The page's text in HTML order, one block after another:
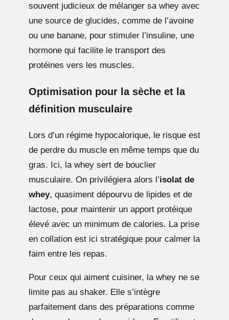
souvent judicieux de mélanger sa whey avec
une source de glucides, comme de l’avoine
ou une banane, pour stimuler l’insuline, une
hormone qui facilite le transport des
protéines vers les muscles.
Optimisation pour la sèche et la
définition musculaire
Lors d’un régime hypocalorique, le risque est
de perdre du muscle en même temps que du
gras. Ici, la whey sert de bouclier
musculaire. On privilégiera alors l’isolat de
whey, quasiment dépourvu de lipides et de
lactose, pour maintenir un apport protéique
élevé avec un minimum de calories. La prise
en collation est ici stratégique pour calmer la
faim entre les repas.
Pour ceux qui aiment cuisiner, la whey ne se
limite pas au shaker. Elle s’intègre
parfaitement dans des préparations comme